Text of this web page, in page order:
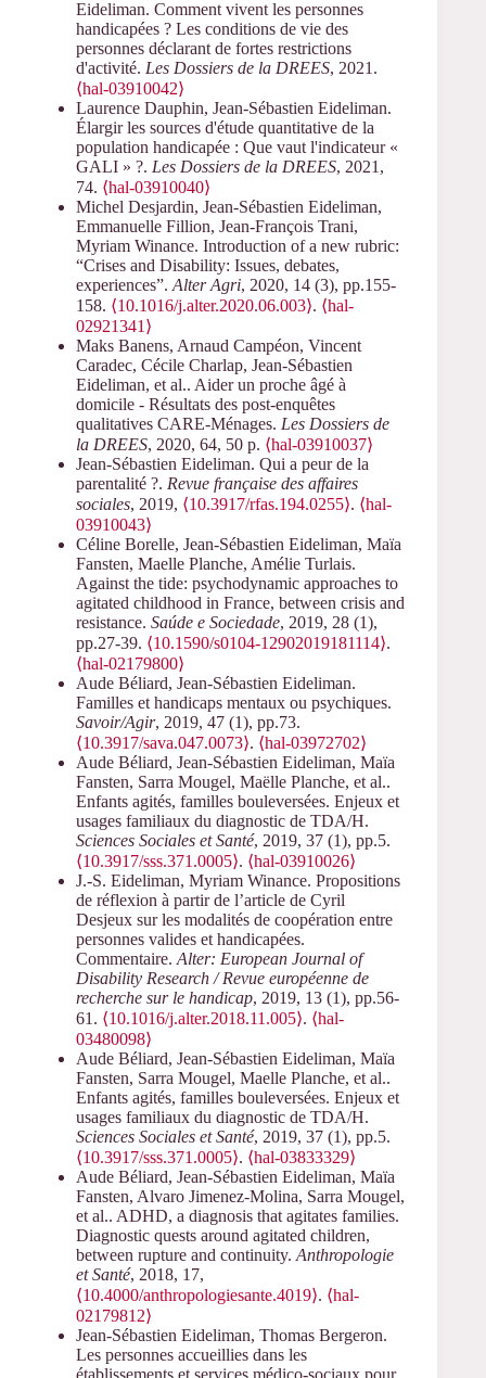
Eideliman. Comment vivent les personnes
handicapées ? Les conditions de vie des
personnes déclarant de fortes restrictions
d'activité. Les Dossiers de la DREES, 2021.
⟨hal-03910042⟩
Laurence Dauphin, Jean-Sébastien Eideliman.
Élargir les sources d'étude quantitative de la
population handicapée : Que vaut l'indicateur «
GALI » ?. Les Dossiers de la DREES, 2021,
74. ⟨hal-03910040⟩
Michel Desjardin, Jean-Sébastien Eideliman,
Emmanuelle Fillion, Jean-François Trani,
Myriam Winance. Introduction of a new rubric:
“Crises and Disability: Issues, debates,
experiences”. Alter Agri, 2020, 14 (3), pp.155-
158. ⟨10.1016/j.alter.2020.06.003⟩. ⟨hal-
02921341⟩
Maks Banens, Arnaud Campéon, Vincent
Caradec, Cécile Charlap, Jean-Sébastien
Eideliman, et al.. Aider un proche âgé à
domicile - Résultats des post-enquêtes
qualitatives CARE-Ménages. Les Dossiers de
la DREES, 2020, 64, 50 p. ⟨hal-03910037⟩
Jean-Sébastien Eideliman. Qui a peur de la
parentalité ?. Revue française des affaires
sociales, 2019, ⟨10.3917/rfas.194.0255⟩. ⟨hal-
03910043⟩
Céline Borelle, Jean-Sébastien Eideliman, Maïa
Fansten, Maelle Planche, Amélie Turlais.
Against the tide: psychodynamic approaches to
agitated childhood in France, between crisis and
resistance. Saúde e Sociedade, 2019, 28 (1),
pp.27-39. ⟨10.1590/s0104-12902019181114⟩.
⟨hal-02179800⟩
Aude Béliard, Jean-Sébastien Eideliman.
Familles et handicaps mentaux ou psychiques.
Savoir/Agir, 2019, 47 (1), pp.73.
⟨10.3917/sava.047.0073⟩. ⟨hal-03972702⟩
Aude Béliard, Jean-Sébastien Eideliman, Maïa
Fansten, Sarra Mougel, Maëlle Planche, et al..
Enfants agités, familles bouleversées. Enjeux et
usages familiaux du diagnostic de TDA/H.
Sciences Sociales et Santé, 2019, 37 (1), pp.5.
⟨10.3917/sss.371.0005⟩. ⟨hal-03910026⟩
J.-S. Eideliman, Myriam Winance. Propositions
de réflexion à partir de l’article de Cyril
Desjeux sur les modalités de coopération entre
personnes valides et handicapées.
Commentaire. Alter: European Journal of
Disability Research / Revue européenne de
recherche sur le handicap, 2019, 13 (1), pp.56-
61. ⟨10.1016/j.alter.2018.11.005⟩. ⟨hal-
03480098⟩
Aude Béliard, Jean-Sébastien Eideliman, Maïa
Fansten, Sarra Mougel, Maelle Planche, et al..
Enfants agités, familles bouleversées. Enjeux et
usages familiaux du diagnostic de TDA/H.
Sciences Sociales et Santé, 2019, 37 (1), pp.5.
⟨10.3917/sss.371.0005⟩. ⟨hal-03833329⟩
Aude Béliard, Jean-Sébastien Eideliman, Maïa
Fansten, Alvaro Jimenez-Molina, Sarra Mougel,
et al.. ADHD, a diagnosis that agitates families.
Diagnostic quests around agitated children,
between rupture and continuity. Anthropologie
et Santé, 2018, 17,
⟨10.4000/anthropologiesante.4019⟩. ⟨hal-
02179812⟩
Jean-Sébastien Eideliman, Thomas Bergeron.
Les personnes accueillies dans les
établissements et services médico-sociaux pour